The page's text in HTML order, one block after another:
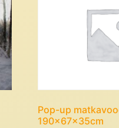
Pop-up
190x67x35cm